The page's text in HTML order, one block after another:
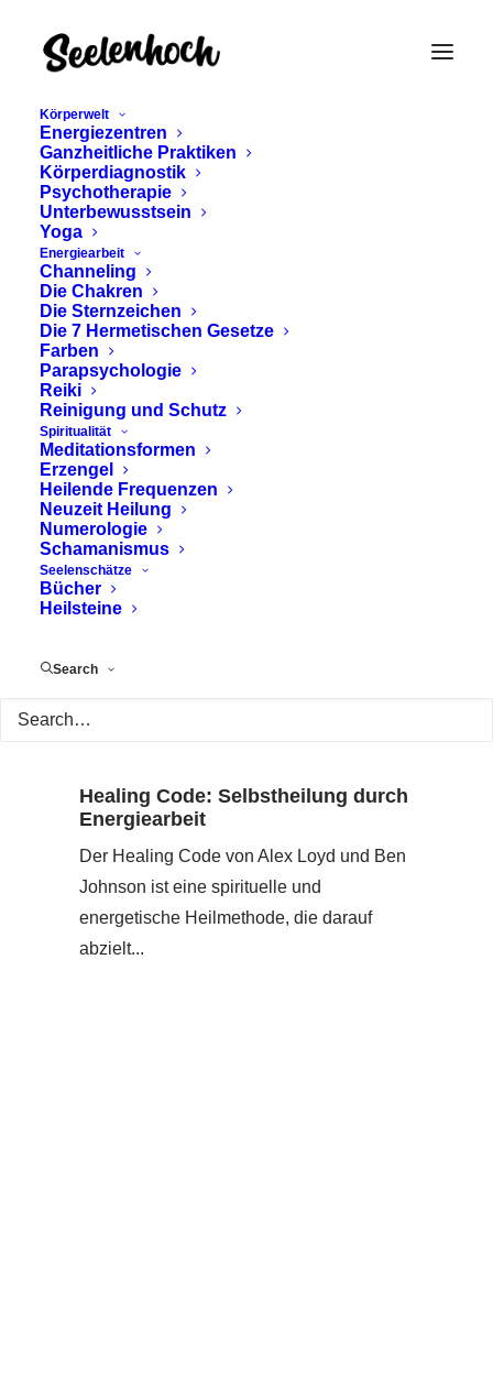
Körperwelt
Energiezentren
Ganzheitliche Praktiken
Körperdiagnostik
Psychotherapie
Unterbewusstsein
Yoga
Energiearbeit
Channeling
Die Chakren
Die Sternzeichen
Die 7 Hermetischen Gesetze
Farben
Parapsychologie
Reiki
Reinigung und Schutz
Spiritualität
Meditationsformen
Erzengel
Heilende Frequenzen
Neuzeit Heilung
Numerologie
Schamanismus
Seelenschätze
Bücher
Heilsteine
Search
Ablehnung heilen
Healing Code: Selbstheilung durch
Energiearbeit
Der Healing Code von Alex Loyd und Ben
Johnson ist eine spirituelle und
energetische Heilmethode, die darauf
abzielt...